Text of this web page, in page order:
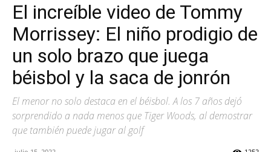
El increíble video de Tommy
Morrissey: El niño prodigio de
un solo brazo que juega
béisbol y la saca de jonrón
El menor no solo destaca en el béisbol. A los 7 años dejó
sorprendido a nada menos que Tiger Woods, al demostrar
que también puede jugar al golf